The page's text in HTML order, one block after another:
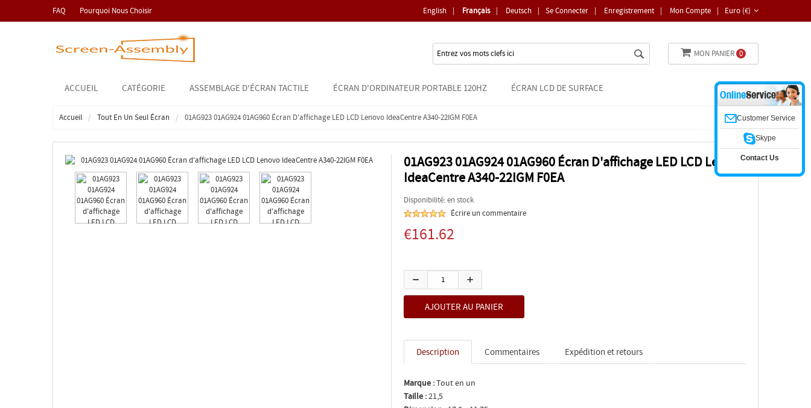
FAQ Pourquoi Nous Choisir Euro (€)
Se Connecter | Enregistrement | Mon Compte |
English | Français | Deutsch |
MON PANIER 0
ACCUEIL CATÉGORIE ASSEMBLAGE D'ÉCRAN TACTILE ÉCRAN D'ORDINATEUR PORTABLE 120HZ ÉCRAN LCD DE SURFACE
Accueil Tout En Un Seul Écran 01AG923 01AG924 01AG960 Écran D'affichage LED LCD Lenovo IdeaCentre A340-22IGM F0EA
01AG923 01AG924 01AG960 Écran D'affichage LED LCD Lenovo
IdeaCentre A340-22IGM F0EA
Disponibilité: en stock
Écrire un commentaire
€161.62
Description Commentaires Expédition et retours
Marque :Tout en un
Taille :21,5
Customer Service
Skype
Contact Us